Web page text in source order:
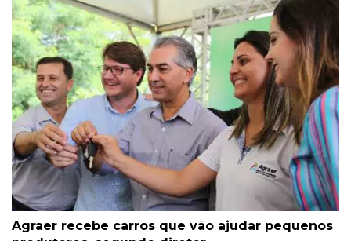
Agraer recebe carros que vão ajudar pequenos